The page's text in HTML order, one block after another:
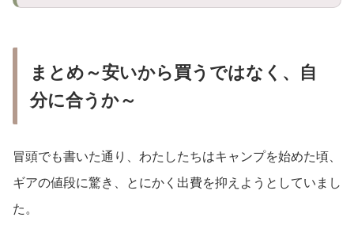
まとめ～安いから買うではなく、自
分に合うか～
冒頭でも書いた通り、わたしたちはキャンプを始めた頃、
ギアの値段に驚き、とにかく出費を抑えようとしていまし
た。